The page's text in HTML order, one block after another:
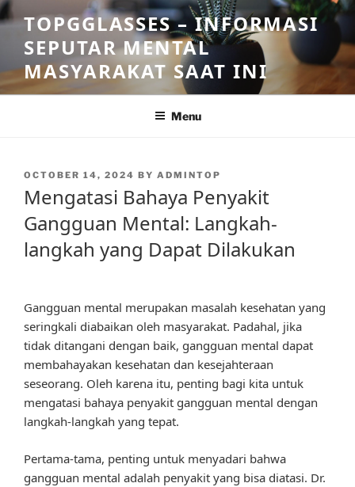
Skip
to
content
TOPGGLASSES – INFORMASI
SEPUTAR MENTAL
MASYARAKAT SAAT INI
Menu
POSTED
OCTOBER 14, 2024 BY ADMINTOP
Mengatasi Bahaya Penyakit
Gangguan Mental: Langkah-
langkah yang Dapat Dilakukan
Gangguan mental merupakan masalah kesehatan yang
seringkali diabaikan oleh masyarakat. Padahal, jika
tidak ditangani dengan baik, gangguan mental dapat
membahayakan kesehatan dan kesejahteraan
seseorang. Oleh karena itu, penting bagi kita untuk
mengatasi bahaya penyakit gangguan mental dengan
langkah-langkah yang tepat.
Pertama-tama, penting untuk menyadari bahwa
gangguan mental adalah penyakit yang bisa diatasi. Dr.